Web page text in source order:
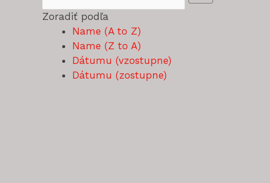
Zoradiť podľa
Name (A to Z)
Name (Z to A)
Dátumu (vzostupne)
Dátumu (zostupne)